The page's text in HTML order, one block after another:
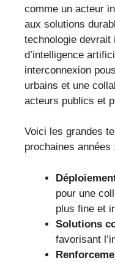
comme un acteur
aux solutions
technologie devrait
d’intelligence
interconnexion
urbains et une
acteurs publics et
Voici les grandes
prochaines années
pour une
plus fine et
Solutions
favorisant